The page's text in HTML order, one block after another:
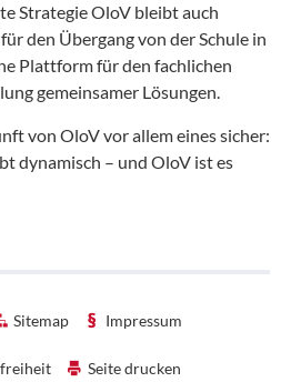
Strategie OloV bleibt auch
den Übergang von der Schule in
Plattform für den fachlichen
gemeinsamer Lösungen.
von OloV vor allem eines sicher:
dynamisch – und OloV ist es
Sitemap Impressum
Seite drucken